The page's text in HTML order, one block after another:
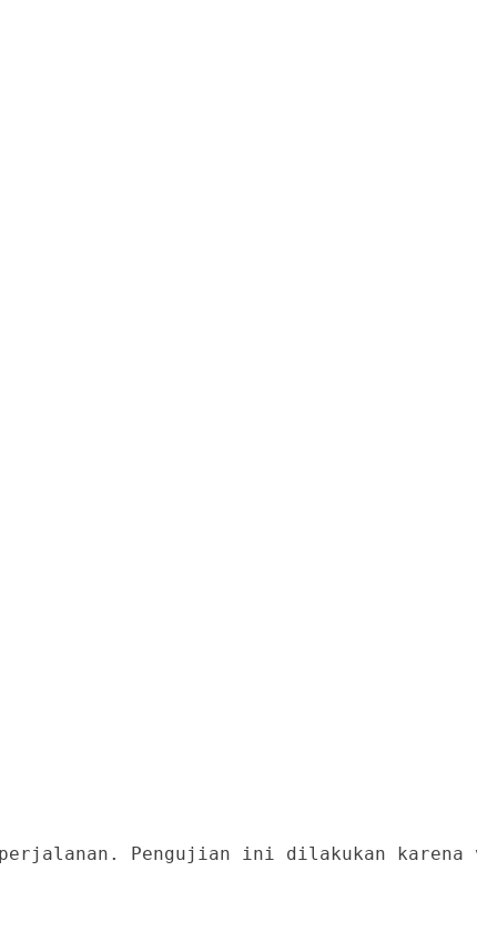
Pengujian ini dilakukan